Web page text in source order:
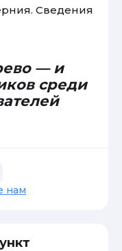
Сведения
— и
среди
нам